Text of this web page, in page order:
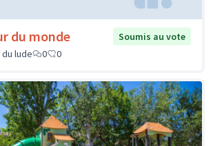
du monde
Soumis au vote
lude
0 0